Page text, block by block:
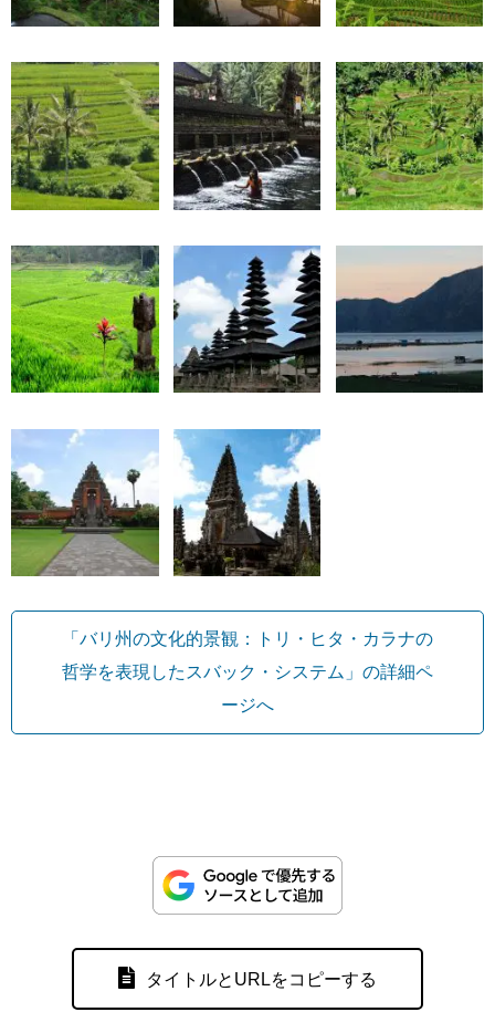
「バリ州の文化的景観：トリ・ヒタ・カラナの
哲学を表現したスバック・システム」の詳細ペ
ージへ
タイトルとURLをコピーする